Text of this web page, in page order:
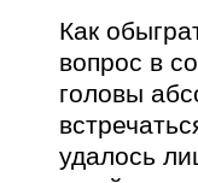
Как
вопрос в
головы
удалось